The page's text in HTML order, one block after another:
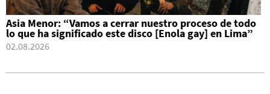
Asia Menor: “Vamos a cerrar nuestro proceso de todo
lo que ha significado este disco [Enola gay] en Lima”
02.08.2026